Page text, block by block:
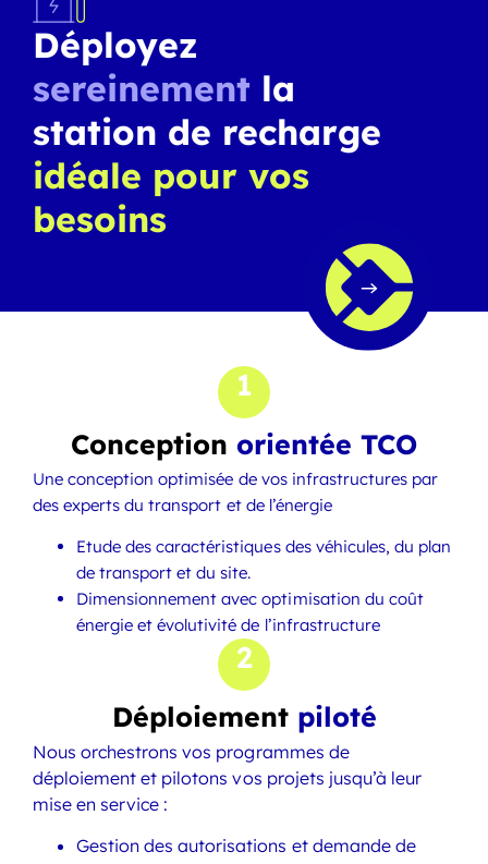
Déployez
sereinement la
station de recharge
idéale pour vos
besoins
1
Conception orientée TCO
Une conception optimisée de vos infrastructures par
des experts du transport et de l’énergie
Etude des caractéristiques des véhicules, du plan
de transport et du site.
Dimensionnement avec optimisation du coût
énergie et évolutivité de l’infrastructure
2
Déploiement piloté
Nous orchestrons vos programmes de
déploiement et pilotons vos projets jusqu’à leur
mise en service :
Gestion des autorisations et demande de